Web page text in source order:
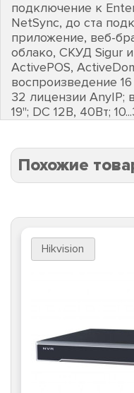
подключение к
NetSync, до ста
приложение, веб-
облако, СКУД Sigur
ActivePOS,
воспроизведение
32 лицензии AnyIP;
19"; DC 12В, 40Вт;
Похожие
Hikvision